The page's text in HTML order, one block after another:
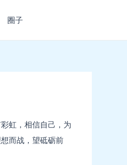
圈子
虹，相信自己，为
而战，望砥砺前